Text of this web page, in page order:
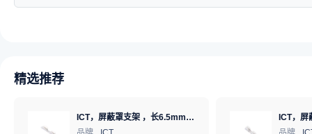
精选推荐
ICT，屏蔽罩支架 ，长6.5mm*高1.22mm，ICSRC6508-030SFR